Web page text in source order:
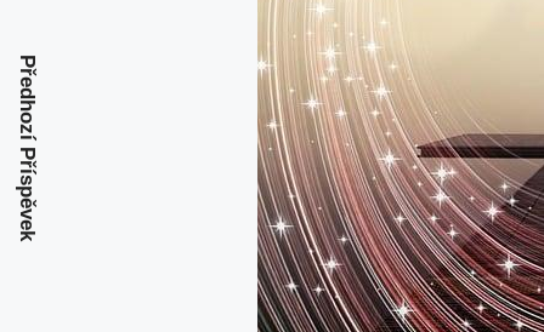
Předhozí Příspěvek